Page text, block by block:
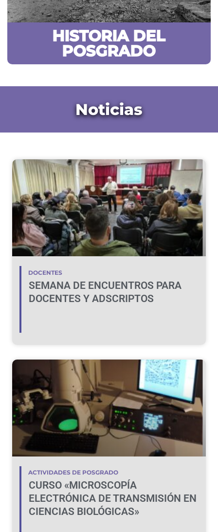
HISTORIA DEL
POSGRADO
Noticias
DOCENTES
SEMANA DE ENCUENTROS PARA
DOCENTES Y ADSCRIPTOS
ACTIVIDADES DE POSGRADO
CURSO «MICROSCOPÍA
ELECTRÓNICA DE TRANSMISIÓN EN
CIENCIAS BIOLÓGICAS»